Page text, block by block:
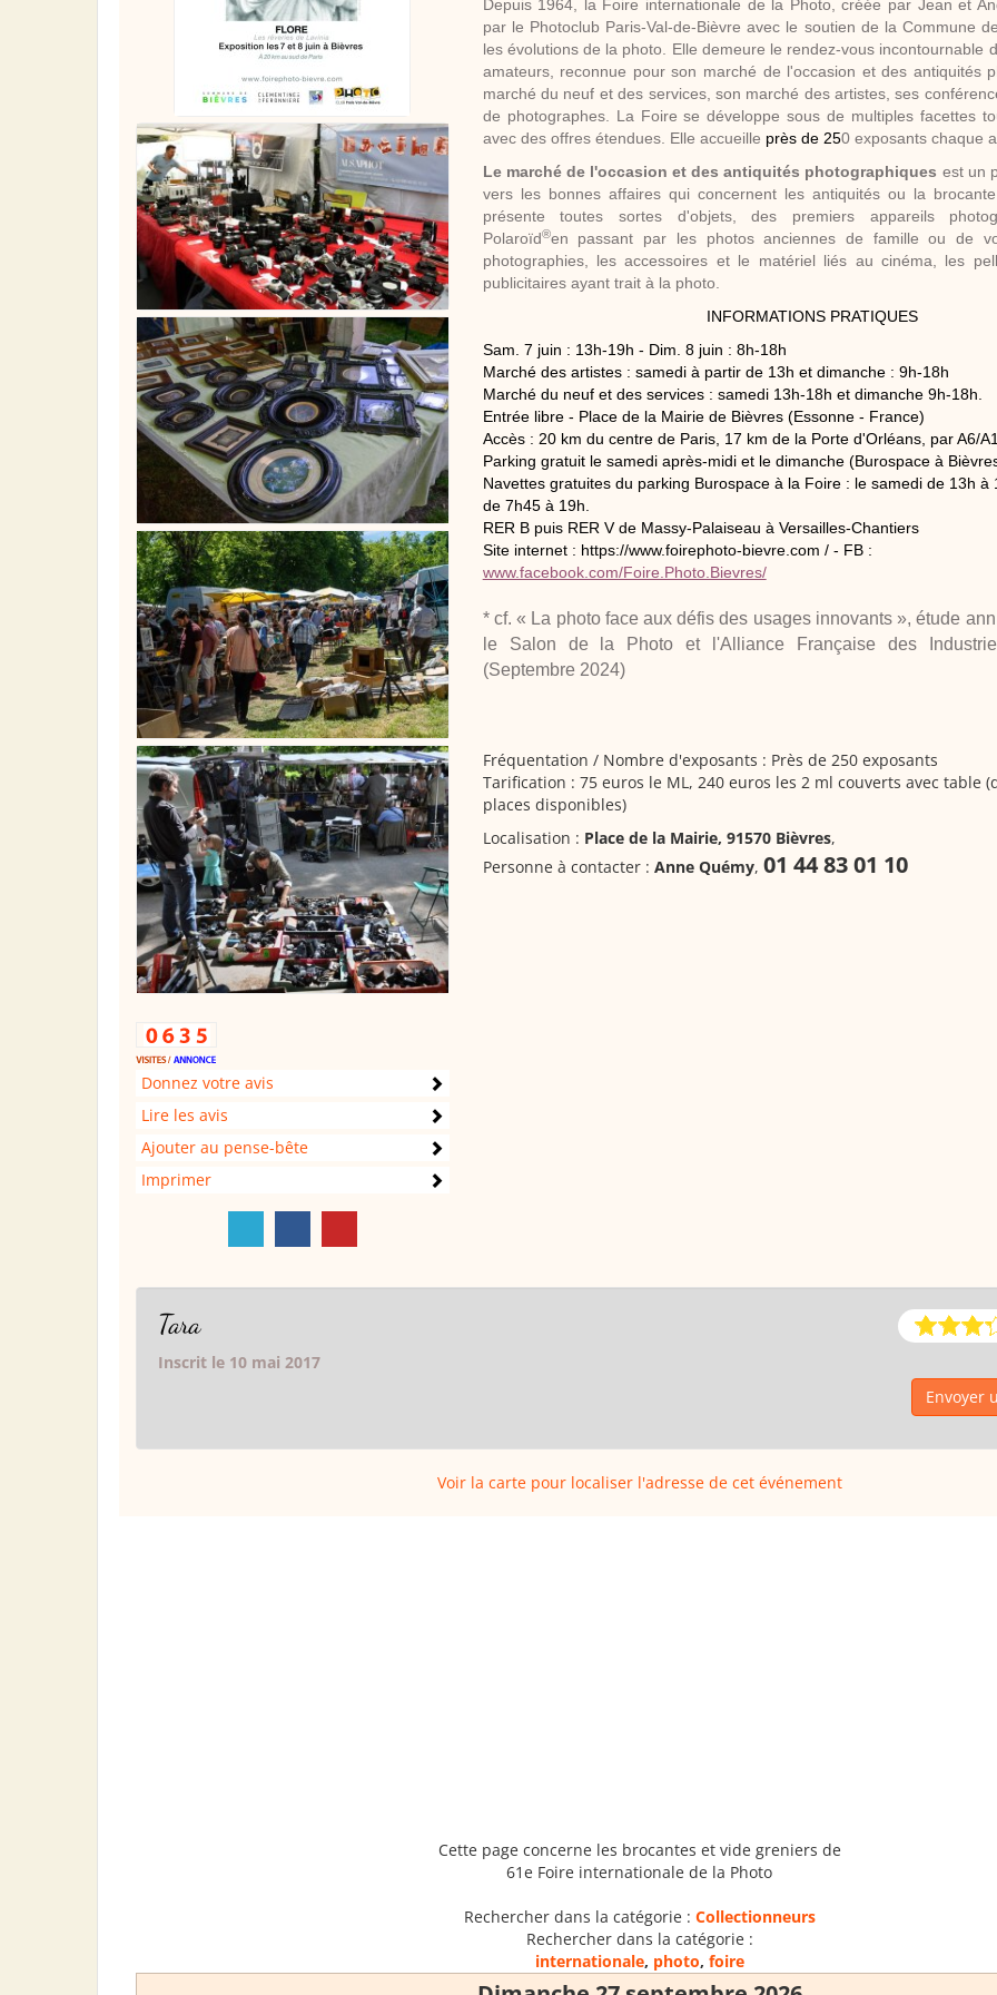
Donnez votre avis
Lire les avis
Ajouter au pense-bête
Imprimer
Depuis 1964, la Foire internationale de la Photo, créée par Jean et
par le Photoclub Paris-Val-de-Bièvre avec le soutien de la Commune
les évolutions de la photo. Elle demeure le rendez-vous incontournable
amateurs, reconnue pour son marché de l'occasion et des antiquités
marché du neuf et des services, son marché des artistes, ses
de photographes. La Foire se développe sous de multiples facettes
avec des offres étendues. Elle accueille près de 250 exposants chaque
Le marché de l'occasion et des antiquités photographiques est un
vers les bonnes affaires qui concernent les antiquités ou la
présente toutes sortes d'objets, des premiers appareils
Polaroïd®en passant par les photos anciennes de famille ou de
photographies, les accessoires et le matériel liés au cinéma, les
publicitaires ayant trait à la photo.
INFORMATIONS PRATIQUES
Sam. 7 juin : 13h-19h - Dim. 8 juin : 8h-18h
Marché des artistes : samedi à partir de 13h et dimanche : 9h-18h
Marché du neuf et des services : samedi 13h-18h et dimanche 9h-18h.
Entrée libre - Place de la Mairie de Bièvres (Essonne - France)
Accès : 20 km du centre de Paris, 17 km de la Porte d'Orléans, par A6/
Parking gratuit le samedi après-midi et le dimanche (Burospace à
Navettes gratuites du parking Burospace à la Foire : le samedi de 13h à
de 7h45 à 19h.
RER B puis RER V de Massy-Palaiseau à Versailles-Chantiers
Site internet : https://www.foirephoto-bievre.com / - FB :
www.facebook.com/Foire.Photo.Bievres/
* cf. « La photo face aux défis des usages innovants », étude
le Salon de la Photo et l'Alliance Française des
(Septembre 2024)
Fréquentation / Nombre d'exposants : Près de 250 exposants
Tarification : 75 euros le ML, 240 euros les 2 ml couverts avec table
places disponibles)
Localisation : Place de la Mairie, 91570 Bièvres,
Personne à contacter : Anne Quémy, 01 44 83 01 10
Tara
Inscrit le 10 mai 2017
Envoyer
Voir la carte pour localiser l'adresse de cet événement
Cette page concerne les brocantes et vide greniers de
61e Foire internationale de la Photo
Rechercher dans la catégorie : Collectionneurs
Rechercher dans la catégorie :
internationale, photo, foire